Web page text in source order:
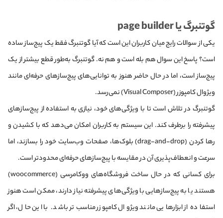
گوتنبرگ یا page builder
یکی از سوالات رایج میان کاربران این است که آیا گوتنبرگ فقط یک پیج‌ساز ساده
است؟ پاسخ این سوال هم بله است و هم نه. گوتنبرگ به‌طور قطع بیشتر از یک
پیج‌ساز است، اما در حال حاضر هنوز به توانایی‌های پیج‌سازهای حرفه‌ای مانند
ویژوال کامپوزر (Visual Composer) نمی‌رسد.
گوتنبرگ در تلاش است تا با ویژگی‌های خود، نیازی به استفاده از پیج‌سازهای
پیشرفته را برطرف کند. این سیستم به کاربران امکان می‌دهد که با کشیدن و
رها کردن (drag-and-drop) بلوک‌ها، صفحات وب‌سایت خود را بسازند، اما
سرعت و انعطاف‌پذیری آن در مقایسه با پیج‌سازهای حرفه‌ای محدودتر است.
برای کسانی که در حال ساخت فروشگاه‌های ووکامرسی (woocommerce)
هستند یا به پیج‌سازهایی با ویژگی‌های پیشرفته نیاز دارند، ممکن است هنوز
استفاده از ابزارهایی مانند ویژوال کامپوزر مناسب‌تر باشد. با این حال، اگر